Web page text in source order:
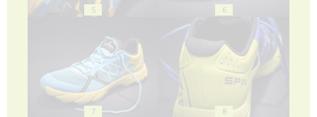
5 6
7 8